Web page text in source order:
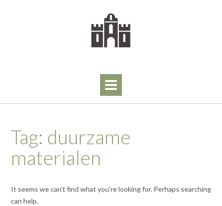
Tag: duurzame
materialen
It seems we can’t find what you’re looking for. Perhaps searching
can help.